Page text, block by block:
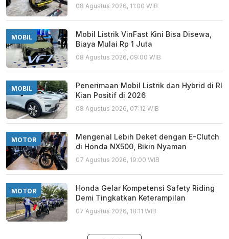
08 Agustus 2026, 11:00 WIB
MOBIL
Mobil Listrik VinFast Kini Bisa Disewa,
Biaya Mulai Rp 1 Juta
08 Agustus 2026, 09:00 WIB
MOBIL
Penerimaan Mobil Listrik dan Hybrid di RI
Kian Positif di 2026
08 Agustus 2026, 07:12 WIB
MOTOR
Mengenal Lebih Deket dengan E-Clutch
di Honda NX500, Bikin Nyaman
07 Agustus 2026, 19:00 WIB
MOTOR
Honda Gelar Kompetensi Safety Riding
Demi Tingkatkan Keterampilan
07 Agustus 2026, 18:11 WIB